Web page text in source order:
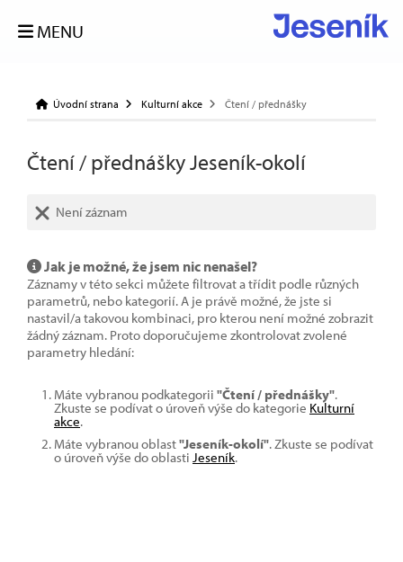
MENU
Úvodní strana Kulturní akce Čtení / přednášky
Čtení / přednášky Jeseník-okolí
Není záznam
Jak je možné, že jsem nic nenašel?
Záznamy v této sekci můžete filtrovat a třídit podle různých
parametrů, nebo kategorií. A je právě možné, že jste si
nastavil/a takovou kombinaci, pro kterou není možné zobrazit
žádný záznam. Proto doporučujeme zkontrolovat zvolené
parametry hledání:
Máte vybranou podkategorii "Čtení / přednášky".
Zkuste se podívat o úroveň výše do kategorie Kulturní
akce.
Máte vybranou oblast"Jeseník-okolí". Zkuste se podívat
o úroveň výše do oblasti Jeseník.